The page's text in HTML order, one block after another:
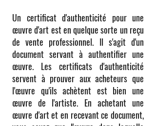
Un certificat d'authenticité pour une
œuvre d'art est en quelque sorte un reçu
de vente professionnel. Il s'agit d'un
document servant à authentifier une
œuvre. Les certificats d'authenticité
servent à prouver aux acheteurs que
l'œuvre qu'ils achètent est bien une
œuvre de l'artiste. En achetant une
œuvre d'art et en recevant ce document,